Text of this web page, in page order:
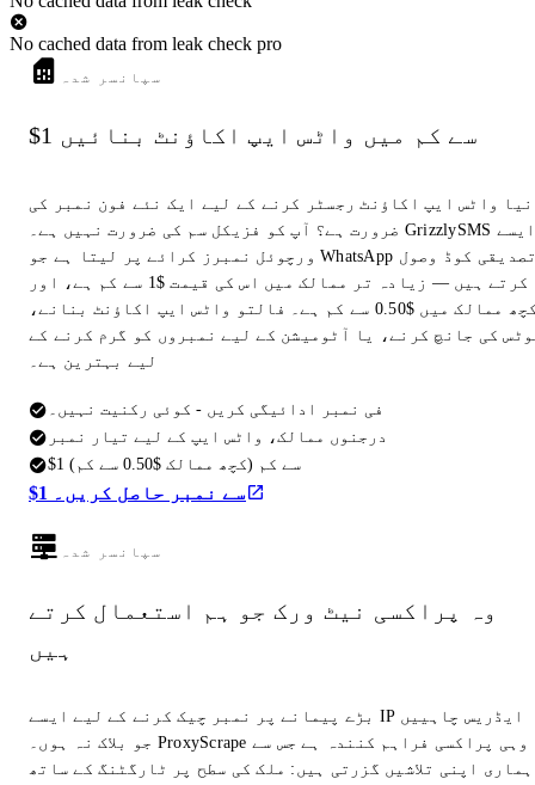
No cached data from leak check pro
سپانسر شدہ
$1 سے کم میں واٹس ایپ اکاؤنٹ بنائیں
نیا واٹس ایپ اکاؤنٹ رجسٹر کرنے کے لیے ایک نئے فون نمبر کی
ضرورت ہے؟ آپ کو فزیکل سم کی ضرورت نہیں ہے۔ GrizzlySMS ایسے
ورچوئل نمبرز کرائے پر لیتا ہے جو WhatsApp تصدیقی کوڈ وصول
کرتے ہیں — زیادہ تر ممالک میں اس کی قیمت $1 سے کم ہے، اور
کچھ ممالک میں $0.50 سے کم ہے۔ فالتو واٹس ایپ اکاؤنٹ بنانے،
کی جانچ کرنے، یا آٹومیشن کے لیے نمبروں کو گرم کرنے کے
لیے بہترین ہے۔
فی نمبر ادائیگی کریں - کوئی رکنیت نہیں۔
درجنوں ممالک، واٹس ایپ کے لیے تیار نمبر
$1 سے کم (کچھ ممالک $0.50 سے کم)
$1 سے نمبر حاصل کریں۔
سپانسر شدہ
وہ پراکسی نیٹ ورک جو ہم استعمال کرتے
ہیں
بڑے پیمانے پر نمبر چیک کرنے کے لیے ایسے IP ایڈریس چاہییں
جو بلاک نہ ہوں۔ ProxyScrape وہی پراکسی فراہم کنندہ ہے جس سے
ہماری اپنی تلاشیں گزرتی ہیں: ملک کی سطح پر ٹارگٹنگ کے ساتھ